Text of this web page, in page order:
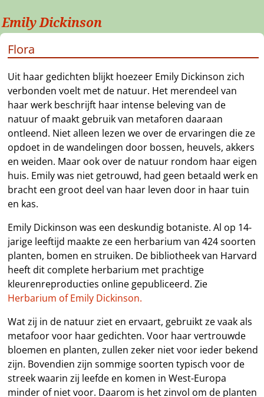
Emily Dickinson
Flora
Uit haar gedichten blijkt hoezeer Emily Dickinson zich
verbonden voelt met de natuur. Het merendeel van
haar werk beschrijft haar intense beleving van de
natuur of maakt gebruik van metaforen daaraan
ontleend. Niet alleen lezen we over de ervaringen die ze
opdoet in de wandelingen door bossen, heuvels, akkers
en weiden. Maar ook over de natuur rondom haar eigen
huis. Emily was niet getrouwd, had geen betaald werk en
bracht een groot deel van haar leven door in haar tuin
en kas.
Emily Dickinson was een deskundig botaniste. Al op 14-
jarige leeftijd maakte ze een herbarium van 424 soorten
planten, bomen en struiken. De bibliotheek van Harvard
heeft dit complete herbarium met prachtige
kleurenreproducties online gepubliceerd. Zie
Herbarium of Emily Dickinson.
Wat zij in de natuur ziet en ervaart, gebruikt ze vaak als
metafoor voor haar gedichten. Voor haar vertrouwde
bloemen en planten, zullen zeker niet voor ieder bekend
zijn. Bovendien zijn sommige soorten typisch voor de
streek waarin zij leefde en komen in West-Europa
minder of niet voor. Daarom is het zinvol om de planten